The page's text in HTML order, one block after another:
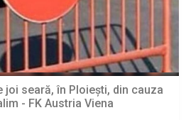
joi seară, în Ploiești, din cauza
- FK Austria Viena